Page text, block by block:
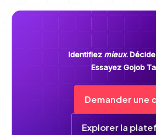
Identifiez mieux.
Essayez Gojob
Demander une
Explorer la